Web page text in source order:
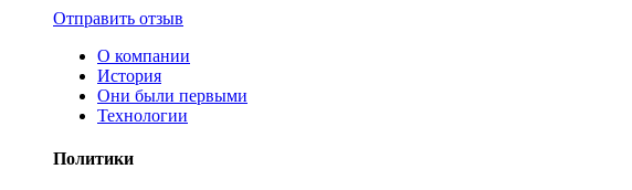
Отправить отзыв
О компании
История
Они были первыми
Технологии
Политики